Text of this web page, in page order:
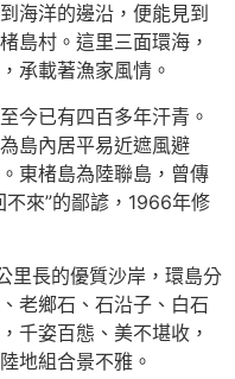
海洋的邊沿，便能見到
島村。這里三面環海，
承載著漁家風情。
今已有四百多年汗青。
島內居平易近遮風避
東楮島為陸聯島，曾傳
來”的鄙諺，1966年修
里長的優質沙岸，環島分
老鄉石、石沿子、白石
千姿百態、美不堪收，
地組合景不雅。